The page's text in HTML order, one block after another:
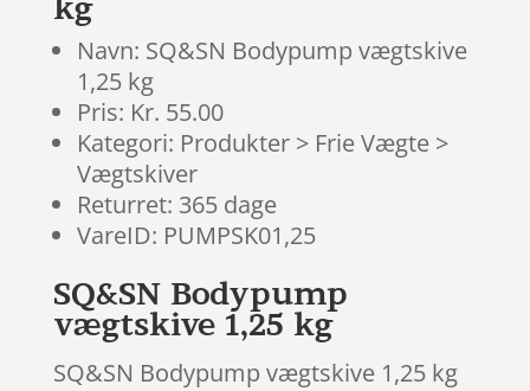
kg
Navn: SQ&SN Bodypump vægtskive
1,25 kg
Pris: Kr. 55.00
Kategori: Produkter > Frie Vægte >
Vægtskiver
Returret: 365 dage
VareID: PUMPSK01,25
SQ&SN Bodypump
vægtskive 1,25 kg
SQ&SN Bodypump vægtskive 1,25 kg